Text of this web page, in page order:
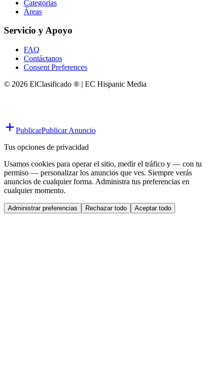
Categorías
Áreas
Servicio y Apoyo
FAQ
Contáctanos
Consent Preferences
© 2026 ElClasificado ® | EC Hispanic Media
PublicarPublicar Anuncio
Tus opciones de privacidad
Usamos cookies para operar el sitio, medir el tráfico y — con tu
permiso — personalizar los anuncios que ves. Siempre verás
anuncios de cualquier forma. Administra tus preferencias en
cualquier momento.
Administrar preferencias Rechazar todo Aceptar todo